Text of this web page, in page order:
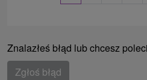
Znalazłeś błąd lub chcesz
Zgłoś błąd